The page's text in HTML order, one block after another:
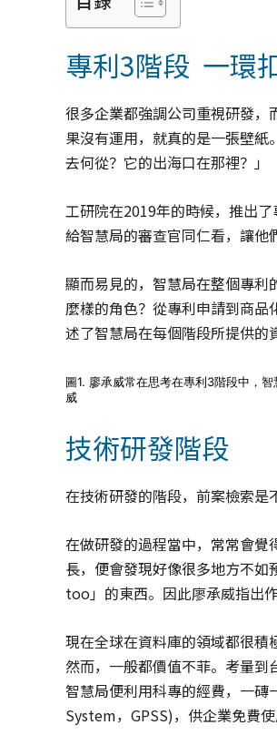
專利3階段 一環
很多企業都強調公司重視研發
果沒有運用，就真的是一張壁
去何從？它的出海口在那裡？」
工研院在2019年的時候，推出
給智慧局的審查官同仁看，讓他
顯而易見的，智慧局在整個專
麼樣的角色？從專利申請到商
述了智慧局在每個階段所提供的
圖1. 廖承威常在思考在專利3階段中，
威
技術研發階段
在技術研發的階段，前案檢索是
在做研發的過程當中，常常會
長，便會發現好像很多地方不
too」的東西。因此廖承威指出
現在全球在資料庫的領域都很積
然而，一般都價值不菲。考量到
智慧局便利用科專的經費，一
System，GPSS)，供企業免費使